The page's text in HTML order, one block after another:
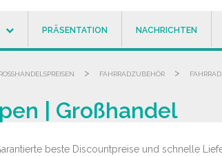
PRÄSENTATION NACHRICHTEN
> FAHRRADZUBEHÖR >
| Großhandel
beste Discountpreise und schnelle